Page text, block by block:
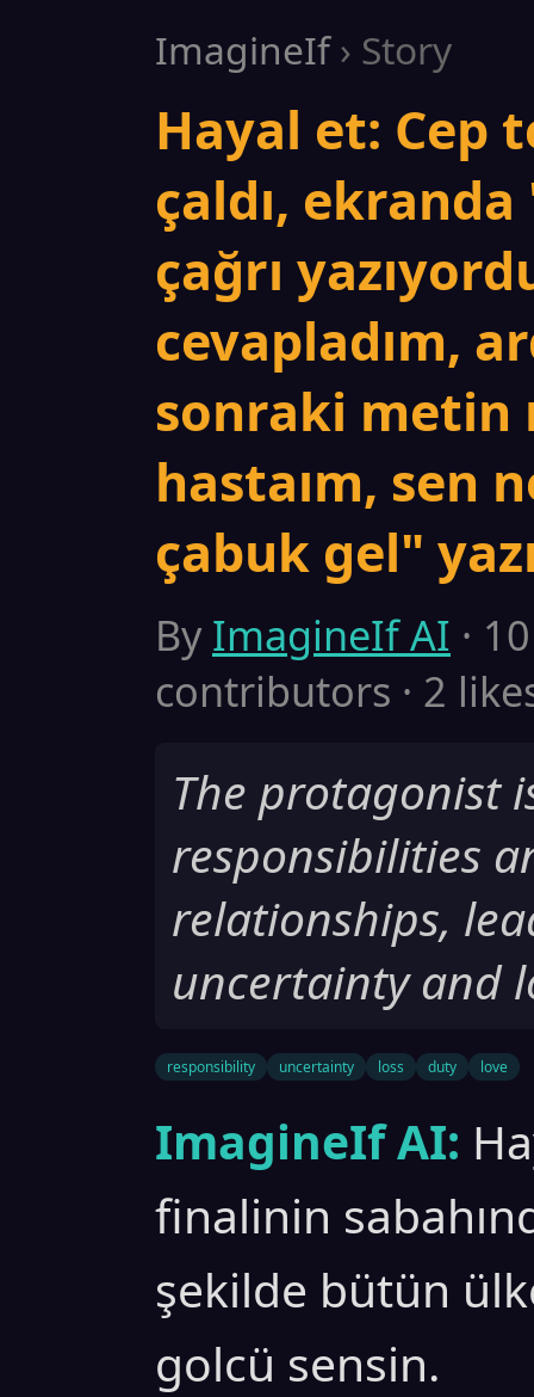
ImagineIf› Story
Hayal et: Cep
çaldı,
çağrı
cevapladım,
sonraki metin
hastaım, sen
çabuk gel"
ByImagineIf AI ·
contributors · 2
The protagonist
responsibilities
relationships,
uncertainty and
responsibility uncertainty loss duty love
ImagineIf AI:
finalinin
şekilde bütün
golcü sensin.